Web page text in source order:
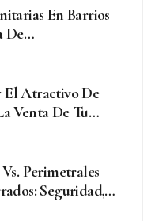
En Barrios
De
Seguridad
El Atractivo De
Venta De Tu
Perimetrales
Seguridad,
Comprar